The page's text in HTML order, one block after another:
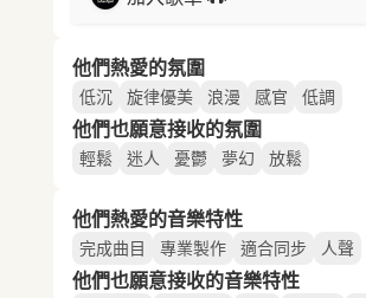
他們熱愛的氛圍
低沉 旋律優美 浪漫 感官 低調
他們也願意接收的氛圍
輕鬆 迷人 憂鬱 夢幻 放鬆
他們熱愛的音樂特性
完成曲目 專業製作 適合同步 人聲
他們也願意接收的音樂特性